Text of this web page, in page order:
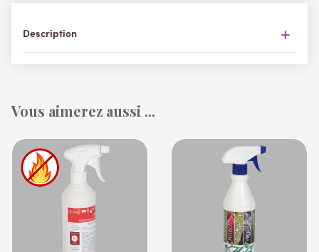
Description
Vous aimerez aussi ...